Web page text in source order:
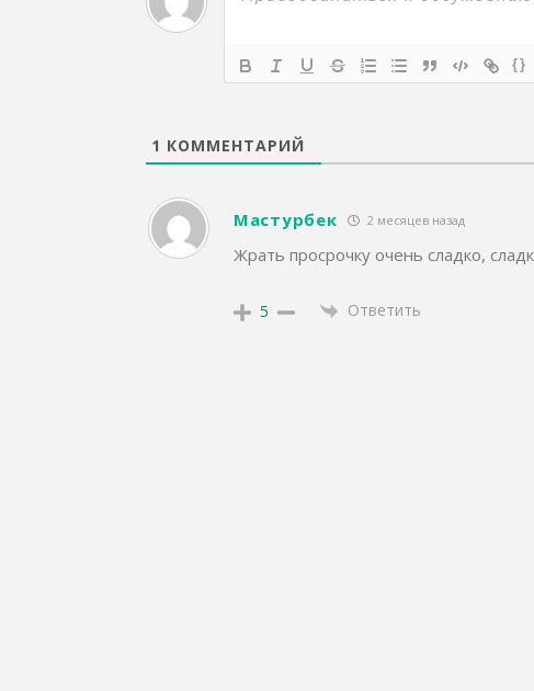
{}
1 КОММЕНТАРИЙ
Мастурбек 2 месяцев назад
Жрать просрочку очень сладко,
5 Ответить